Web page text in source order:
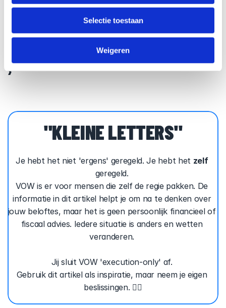
Selectie toestaan
Weigeren
VERWACHTEN?
HOEVEEL DEKKING HEB JE ECHT NODIG?
›
"KLEINE LETTERS"
Je hebt het niet 'ergens' geregeld. Je hebt het zelf
geregeld.
VOW is er voor mensen die zelf de regie pakken. De
informatie in dit artikel helpt je om na te denken over
jouw beloftes, maar het is geen persoonlijk financieel of
fiscaal advies. Iedere situatie is anders en wetten
veranderen.
Jij sluit VOW 'execution-only' af.
Gebruik dit artikel als inspiratie, maar neem je eigen
beslissingen. ✌🏽